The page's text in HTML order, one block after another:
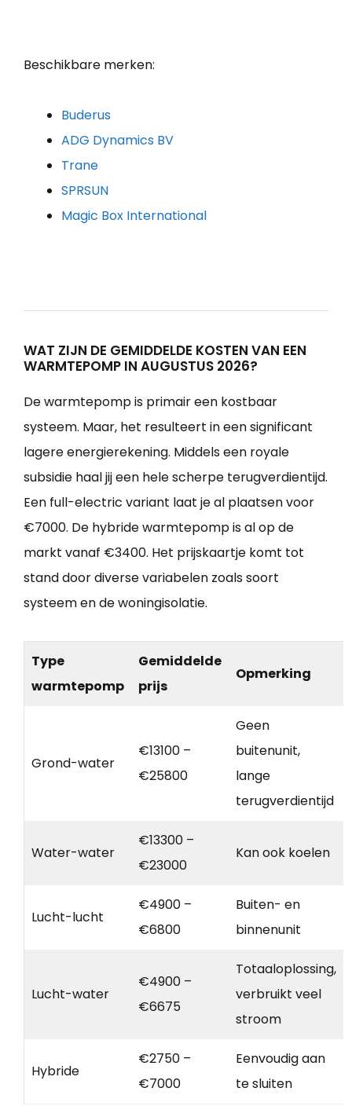
Beschikbare merken:
Buderus
ADG Dynamics BV
Trane
SPRSUN
Magic Box International
WAT ZIJN DE GEMIDDELDE KOSTEN VAN EEN
WARMTEPOMP IN AUGUSTUS 2026?
De warmtepomp is primair een kostbaar
systeem. Maar, het resulteert in een significant
lagere energierekening. Middels een royale
subsidie haal jij een hele scherpe terugverdientijd.
Een full-electric variant laat je al plaatsen voor
€7000. De hybride warmtepomp is al op de
markt vanaf €3400. Het prijskaartje komt tot
stand door diverse variabelen zoals soort
systeem en de woningisolatie.
Type
warmtepomp
Gemiddelde
prijs
Opmerking
Grond-water
€13100 –
€25800
Geen
buitenunit,
lange
terugverdientijd
Water-water
€13300 –
€23000
Kan ook koelen
Lucht-lucht
€4900 –
€6800
Buiten- en
binnenunit
Lucht-water
€4900 –
€6675
Totaaloplossing,
verbruikt veel
stroom
Hybride
€2750 –
€7000
Eenvoudig aan
te sluiten